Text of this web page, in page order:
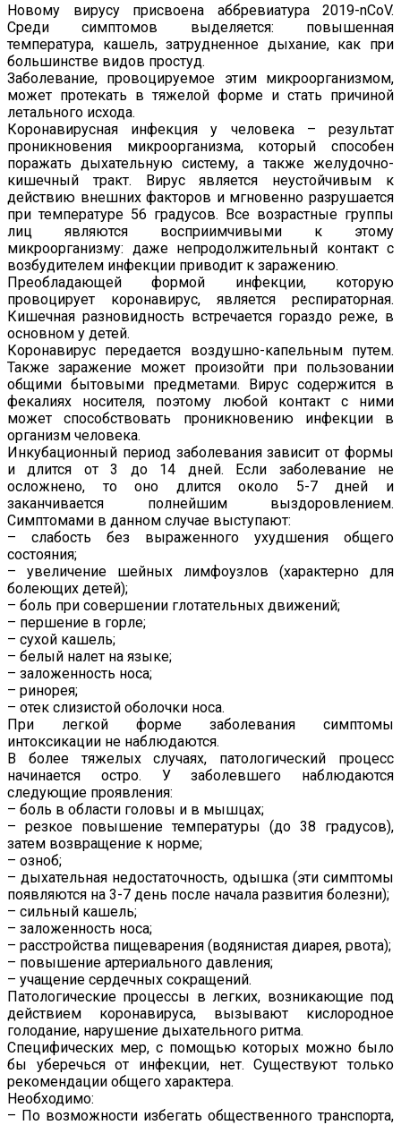
Новому вирусу присвоена аббревиатура 2019-nCoV.
Среди симптомов выделяется: повышенная
температура, кашель, затрудненное дыхание, как при
большинстве видов простуд.
Заболевание, провоцируемое этим микроорганизмом,
может протекать в тяжелой форме и стать причиной
летального исхода.
Коронавирусная инфекция у человека – результат
проникновения микроорганизма, который способен
поражать дыхательную систему, а также желудочно-
кишечный тракт. Вирус является неустойчивым к
действию внешних факторов и мгновенно разрушается
при температуре 56 градусов. Все возрастные группы
лиц являются восприимчивыми к этому
микроорганизму: даже непродолжительный контакт с
возбудителем инфекции приводит к заражению.
Преобладающей формой инфекции, которую
провоцирует коронавирус, является респираторная.
Кишечная разновидность встречается гораздо реже, в
основном у детей.
Коронавирус передается воздушно-капельным путем.
Также заражение может произойти при пользовании
общими бытовыми предметами. Вирус содержится в
фекалиях носителя, поэтому любой контакт с ними
может способствовать проникновению инфекции в
организм человека.
Инкубационный период заболевания зависит от формы
и длится от 3 до 14 дней. Если заболевание не
осложнено, то оно длится около 5-7 дней и
заканчивается полнейшим выздоровлением.
Симптомами в данном случае выступают:
– слабость без выраженного ухудшения общего
состояния;
– увеличение шейных лимфоузлов (характерно для
болеющих детей);
– боль при совершении глотательных движений;
– першение в горле;
– сухой кашель;
– белый налет на языке;
– заложенность носа;
– ринорея;
– отек слизистой оболочки носа.
При легкой форме заболевания симптомы
интоксикации не наблюдаются.
В более тяжелых случаях, патологический процесс
начинается остро. У заболевшего наблюдаются
следующие проявления:
– боль в области головы и в мышцах;
– резкое повышение температуры (до 38 градусов),
затем возвращение к норме;
– озноб;
– дыхательная недостаточность, одышка (эти симптомы
появляются на 3-7 день после начала развития болезни);
– сильный кашель;
– заложенность носа;
– расстройства пищеварения (водянистая диарея, рвота);
– повышение артериального давления;
– учащение сердечных сокращений.
Патологические процессы в легких, возникающие под
действием коронавируса, вызывают кислородное
голодание, нарушение дыхательного ритма.
Специфических мер, с помощью которых можно было
бы уберечься от инфекции, нет. Существуют только
рекомендации общего характера.
Необходимо:
– По возможности избегать общественного транспорта,